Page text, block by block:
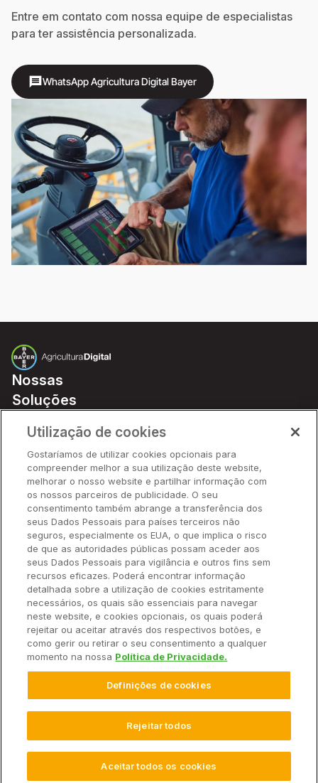
Entre em contato com nossa equipe de especialistas
para ter assistência personalizada.
WhatsApp Agricultura Digital Bayer
message
Nossas
Soluções
Parceiros
Hardware
Ajuda Rápida
Recursos
Empresa
Contato
© 2025 Climate LLC. Todos os direitos reservados.
Declaração de Privacidade Perguntas e Respostas
Isenção de Responsabilidade
Configurações de Cookies
Utilização de cookies
Gostaríamos de utilizar cookies opcionais para
compreender melhor a sua utilização deste website,
melhorar o nosso website e partilhar informação com
os nossos parceiros de publicidade. O seu
consentimento também abrange a transferência dos
seus Dados Pessoais para países terceiros não
seguros, especialmente os EUA, o que implica o risco
de que as autoridades públicas possam aceder aos
seus Dados Pessoais para vigilância e outros fins sem
recursos eficazes. Poderá encontrar informação
detalhada sobre a utilização de cookies estritamente
necessários, os quais são essenciais para navegar
neste website, e cookies opcionais, os quais poderá
rejeitar ou aceitar através dos respectivos botões, e
como gerir ou retirar o seu consentimento a qualquer
momento na nossa Política de Privacidade.
Definições de cookies
Rejeitar todos
Aceitar todos os cookies